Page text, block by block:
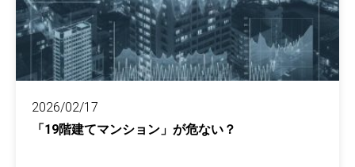
2026/02/17
「19階建てマンション」が危ない？